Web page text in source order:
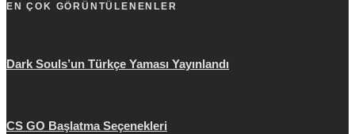
EN ÇOK GÖRÜNTÜLENENLER
Dark Souls’un Türkçe Yaması Yayınlandı
CS GO Başlatma Seçenekleri